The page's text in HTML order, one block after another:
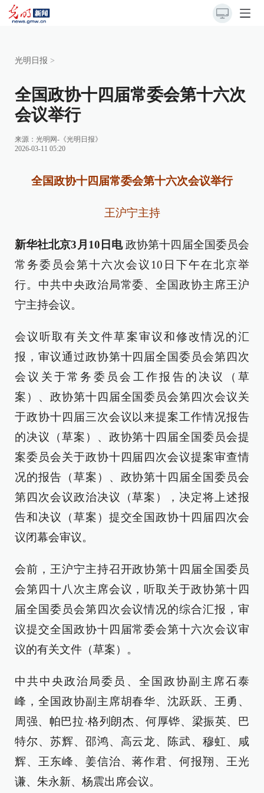
光明日报 >
全国政协十四届常委会第十六次
会议举行
来源： 光明网-《光明日报》
2026-03-11 05:20
全国政协十四届常委会第十六次会议举行
王沪宁主持
新华社北京3月10日电政协第十四届全国委员会
常务委员会第十六次会议10日下午在北京举
行。中共中央政治局常委、全国政协主席王沪
宁主持会议。
会议听取有关文件草案审议和修改情况的汇
报，审议通过政协第十四届全国委员会第四次
会议关于常务委员会工作报告的决议（草
案）、政协第十四届全国委员会第四次会议关
于政协十四届三次会议以来提案工作情况报告
的决议（草案）、政协第十四届全国委员会提
案委员会关于政协十四届四次会议提案审查情
况的报告（草案）、政协第十四届全国委员会
第四次会议政治决议（草案），决定将上述报
告和决议（草案）提交全国政协十四届四次会
议闭幕会审议。
会前，王沪宁主持召开政协第十四届全国委员
会第四十八次主席会议，听取关于政协第十四
届全国委员会第四次会议情况的综合汇报，审
议提交全国政协十四届常委会第十六次会议审
议的有关文件（草案）。
中共中央政治局委员、全国政协副主席石泰
峰，全国政协副主席胡春华、沈跃跃、王勇、
周强、帕巴拉·格列朗杰、何厚铧、梁振英、巴
特尔、苏辉、邵鸿、高云龙、陈武、穆虹、咸
辉、王东峰、姜信治、蒋作君、何报翔、王光
谦、朱永新、杨震出席会议。